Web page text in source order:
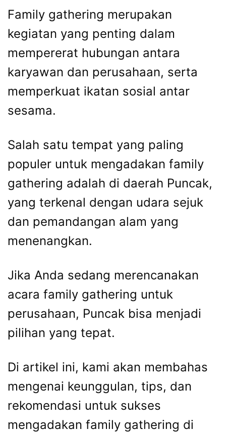
Family gathering merupakan
kegiatan yang penting dalam
mempererat hubungan antara
karyawan dan perusahaan, serta
memperkuat ikatan sosial antar
sesama.
Salah satu tempat yang paling
populer untuk mengadakan family
gathering adalah di daerah Puncak,
yang terkenal dengan udara sejuk
dan pemandangan alam yang
menenangkan.
Jika Anda sedang merencanakan
acara family gathering untuk
perusahaan, Puncak bisa menjadi
pilihan yang tepat.
Di artikel ini, kami akan membahas
mengenai keunggulan, tips, dan
rekomendasi untuk sukses
mengadakan family gathering di